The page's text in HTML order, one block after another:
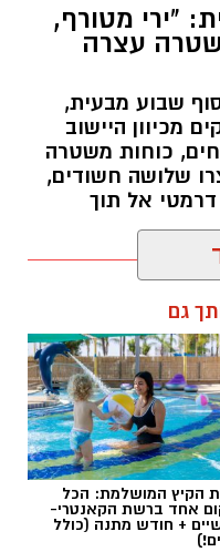
"ירי מטורף,
עצרה
שבוע מבעית,
מכיוון היישוב
כוחות משטרה
שלושה חשודים,
אל תוך
גם
הקיץ המושלמת: הכל
אחד ברשת הקאנטרי-
+ חודש מתנה (כולל